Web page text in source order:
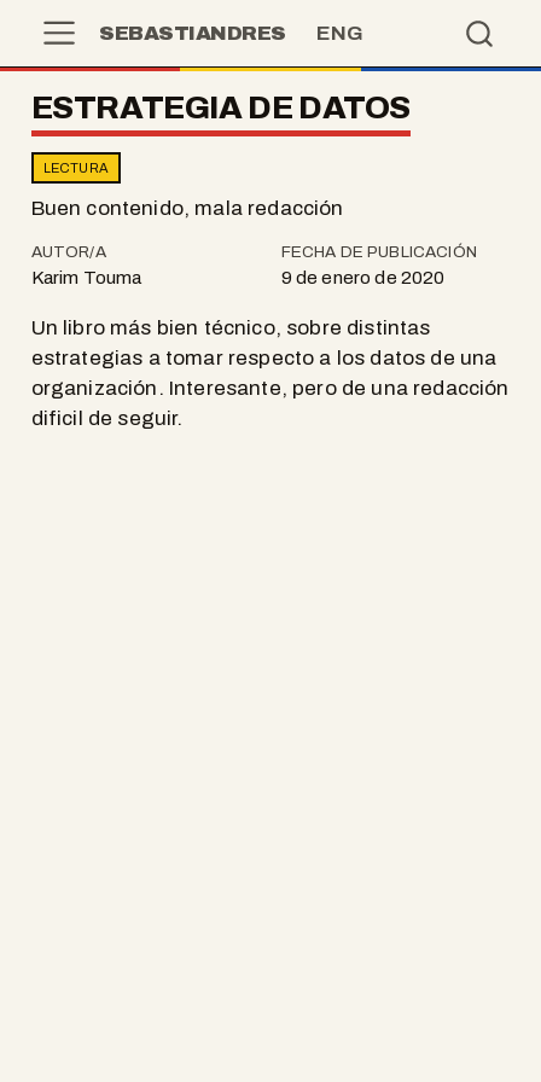
SEBASTIANDRES ENG
ESTRATEGIA DE DATOS
LECTURA
Buen contenido, mala redacción
AUTOR/A
Karim Touma
FECHA DE PUBLICACIÓN
9 de enero de 2020
Un libro más bien técnico, sobre distintas
estrategias a tomar respecto a los datos de una
organización. Interesante, pero de una redacción
dificil de seguir.